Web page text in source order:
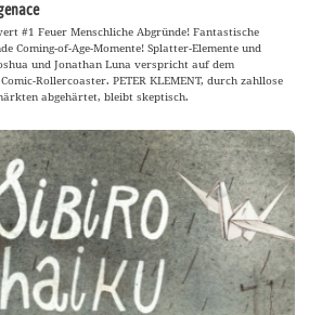
#1 Feuer Menschliche Abgründe! Fantastische
Coming-of-Age-Momente! Splatter-Elemente und
und Jonathan Luna verspricht auf dem
Rollercoaster. PETER KLEMENT, durch zahllose
abgehärtet, bleibt skeptisch.